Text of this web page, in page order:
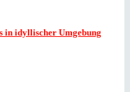
in idyllischer Umgebung